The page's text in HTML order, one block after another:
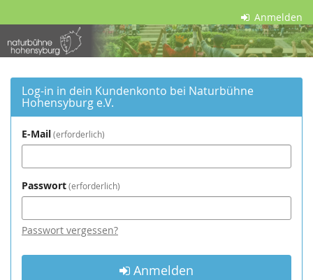
Haupt-
Inhalt
springen
Anmelden
Naturbühne
Hohensyburg
e.V.
Log-in in dein Kundenkonto bei Naturbühne
Hohensyburg e.V.
E-Mail erforderlich
Passwort erforderlich
Passwort vergessen?
Anmelden